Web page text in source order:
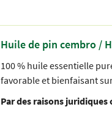
Huile de pin cembro /
100 % huile essentielle
favorable et bienfaisant
Par des raisons